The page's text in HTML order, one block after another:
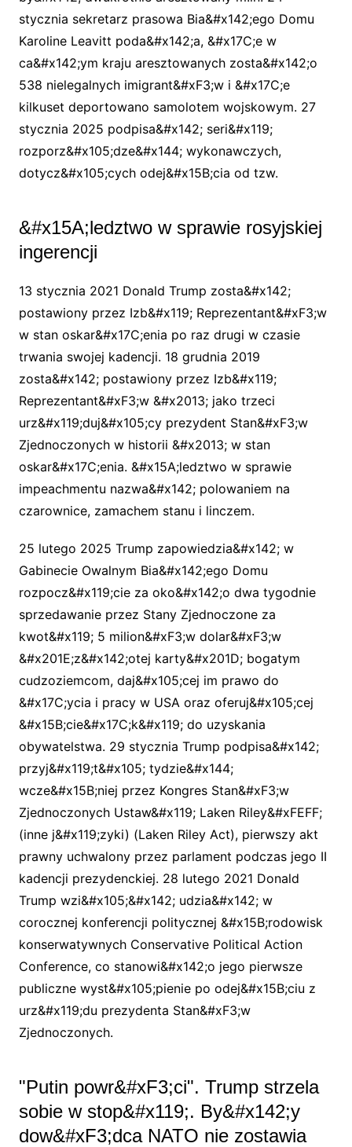
stycznia sekretarz prasowa Bia&#x142;ego Domu
Karoline Leavitt poda&#x142;a, &#x17C;e w
ca&#x142;ym kraju aresztowanych zosta&#x142;o
538 nielegalnych imigrant&#xF3;w i &#x17C;e
kilkuset deportowano samolotem wojskowym. 27
stycznia 2025 podpisa&#x142; seri&#x119;
rozporz&#x105;dze&#x144; wykonawczych,
dotycz&#x105;cych odej&#x15B;cia od tzw.
&#x15A;ledztwo w sprawie rosyjskiej
ingerencji
13 stycznia 2021 Donald Trump zosta&#x142;
postawiony przez Izb&#x119; Reprezentant&#xF3;w
w stan oskar&#x17C;enia po raz drugi w czasie
trwania swojej kadencji. 18 grudnia 2019
zosta&#x142; postawiony przez Izb&#x119;
Reprezentant&#xF3;w &#x2013; jako trzeci
urz&#x119;duj&#x105;cy prezydent Stan&#xF3;w
Zjednoczonych w historii &#x2013; w stan
oskar&#x17C;enia. &#x15A;ledztwo w sprawie
impeachmentu nazwa&#x142; polowaniem na
czarownice, zamachem stanu i linczem.
25 lutego 2025 Trump zapowiedzia&#x142; w
Gabinecie Owalnym Bia&#x142;ego Domu
rozpocz&#x119;cie za oko&#x142;o dwa tygodnie
sprzedawanie przez Stany Zjednoczone za
kwot&#x119; 5 milion&#xF3;w dolar&#xF3;w
&#x201E;z&#x142;otej karty&#x201D; bogatym
cudzoziemcom, daj&#x105;cej im prawo do
&#x17C;ycia i pracy w USA oraz oferuj&#x105;cej
&#x15B;cie&#x17C;k&#x119; do uzyskania
obywatelstwa. 29 stycznia Trump podpisa&#x142;
przyj&#x119;t&#x105; tydzie&#x144;
wcze&#x15B;niej przez Kongres Stan&#xF3;w
Zjednoczonych Ustaw&#x119; Laken Riley&#xFEFF;
(inne j&#x119;zyki) (Laken Riley Act), pierwszy akt
prawny uchwalony przez parlament podczas jego II
kadencji prezydenckiej. 28 lutego 2021 Donald
Trump wzi&#x105;&#x142; udzia&#x142; w
corocznej konferencji politycznej &#x15B;rodowisk
konserwatywnych Conservative Political Action
Conference, co stanowi&#x142;o jego pierwsze
publiczne wyst&#x105;pienie po odej&#x15B;ciu z
urz&#x119;du prezydenta Stan&#xF3;w
Zjednoczonych.
"Putin powr&#xF3;ci". Trump strzela
sobie w stop&#x119;. By&#x142;y
dow&#xF3;dca NATO nie zostawia